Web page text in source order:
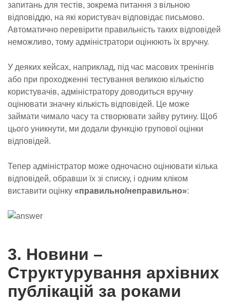
запитань для тестів, зокрема питання з вільною
відповіддю, на які користувач відповідає письмово.
Автоматично перевірити правильність таких відповідей
неможливо, тому адміністратори оцінюють їх вручну.
У деяких кейсах, наприклад, під час масових тренінгів
або при проходженні тестування великою кількістю
користувачів, адміністратору доводиться вручну
оцінювати значну кількість відповідей. Це може
займати чимало часу та створювати зайву рутину. Щоб
цього уникнути, ми додали функцію групової оцінки
відповідей.
Тепер адміністратор може одночасно оцінювати кілька
відповідей, обравши їх зі списку, і одним кліком
виставити оцінку «правильно/неправильно»:
3. Новини –
Структурування архівних
публікацій за роками